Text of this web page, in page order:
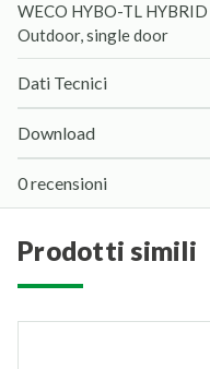
WECO HYBO-TL
Outdoor, single door
Dati Tecnici
Download
0 recensioni
prodotti simili